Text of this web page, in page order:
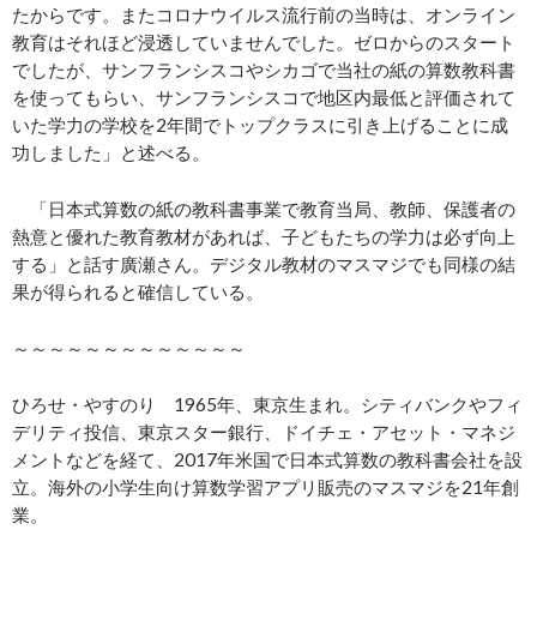
たからです。またコロナウイルス流行前の当時は、オンライン
教育はそれほど浸透していませんでした。ゼロからのスタート
でしたが、サンフランシスコやシカゴで当社の紙の算数教科書
を使ってもらい、サンフランシスコで地区内最低と評価されて
いた学力の学校を2年間でトップクラスに引き上げることに成
功しました」と述べる。
「日本式算数の紙の教科書事業で教育当局、教師、保護者の
熱意と優れた教育教材があれば、子どもたちの学力は必ず向上
する」と話す廣瀬さん。デジタル教材のマスマジでも同様の結
果が得られると確信している。
～～～～～～～～～～～～～
ひろせ・やすのり 1965年、東京生まれ。シティバンクやフィ
デリティ投信、東京スター銀行、ドイチェ・アセット・マネジ
メントなどを経て、2017年米国で日本式算数の教科書会社を設
立。海外の小学生向け算数学習アプリ販売のマスマジを21年創
業。